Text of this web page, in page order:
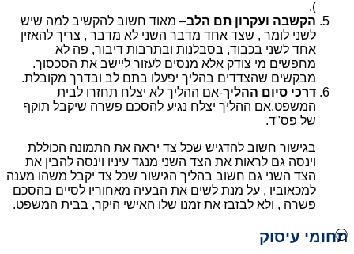
הקשבה ועקרון תם הלב– מאוד חשוב להקשיב למה שיש
לשני לומר , שצד אחד מדבר השני לא מדבר , צריך להאזין
אחד לשני בכבוד, בסבלנות ובתרבות דיבור, פה לא
מחפשים מי צודק אלא מנסים לעזור ליישב את הסכסוך.
מבקשים שהצדדים בהליך יפעלו בתם לב ובדרך מקובלת.
דרכי סיום ההליך-אם ההליך לא יצלח תחזרו לבית
המשפט.אם ההליך יצלח נגיע להסכם פשרה שיקבל תוקף
של פס"ד.
בגישור חשוב להדגיש שכל צד יראה את התמונה הכוללת
וינסה גם לראות את הצד השני מנגד עיניו וינסה להבין את
הצד השני גם חשוב בהליך הגישור שכל צד יקבל משהו מענה
למכאוביו , על מנת לשים את הבעיה מאחוריו לסיים בהסכם
פשרה , ולא לבזבז את זמנו שלו האישי היקר, בבית המשפט.
עיסוק